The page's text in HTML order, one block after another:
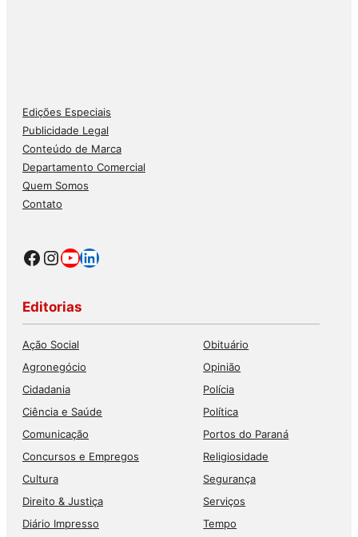
Edições Especiais
Publicidade Legal
Conteúdo de Marca
Departamento Comercial
Quem Somos
Contato
Facebook
Instagram
Youtube
LinkedIn
Editorias
Ação Social
Agronegócio
Cidadania
Ciência e Saúde
Comunicação
Concursos e Empregos
Cultura
Direito & Justiça
Diário Impresso
Obituário
Opinião
Polícia
Política
Portos do Paraná
Religiosidade
Segurança
Serviços
Tempo